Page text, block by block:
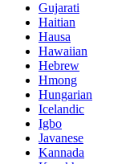
Gujarati
Haitian
Hausa
Hawaiian
Hebrew
Hmong
Hungarian
Icelandic
Igbo
Javanese
Kannada